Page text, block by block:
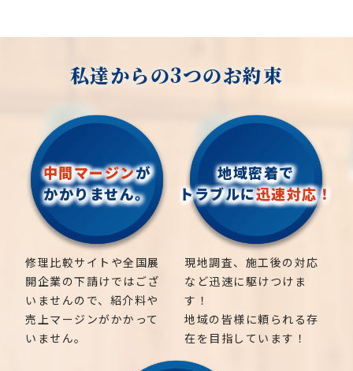
私達からの3つのお約束
中間マージンが
かかりません。
修理比較サイトや全国展
開企業の下請けではござ
いませんので、紹介料や
売上マージンがかかって
いません。
地域密着で
トラブルに迅速対応！
現地調査、施工後の対応
など迅速に駆けつけま
す！
地域の皆様に頼られる存
在を目指しています！